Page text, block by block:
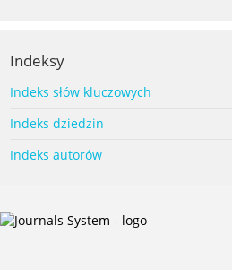
Indeksy
Indeks słów kluczowych
Indeks dziedzin
Indeks autorów